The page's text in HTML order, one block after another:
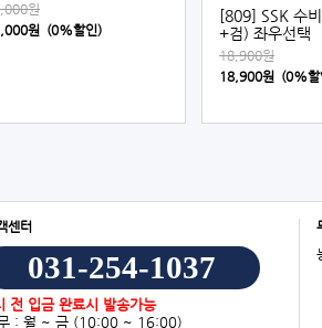
원
원 (0%할인)
[809] SSK 수
+검) 좌우선택
18,900원
18,900원 (0%할
센터
031-254-1037
전 입금 완료시 발송가능
: 월 ~ 금 (10:00 ~ 16:00)